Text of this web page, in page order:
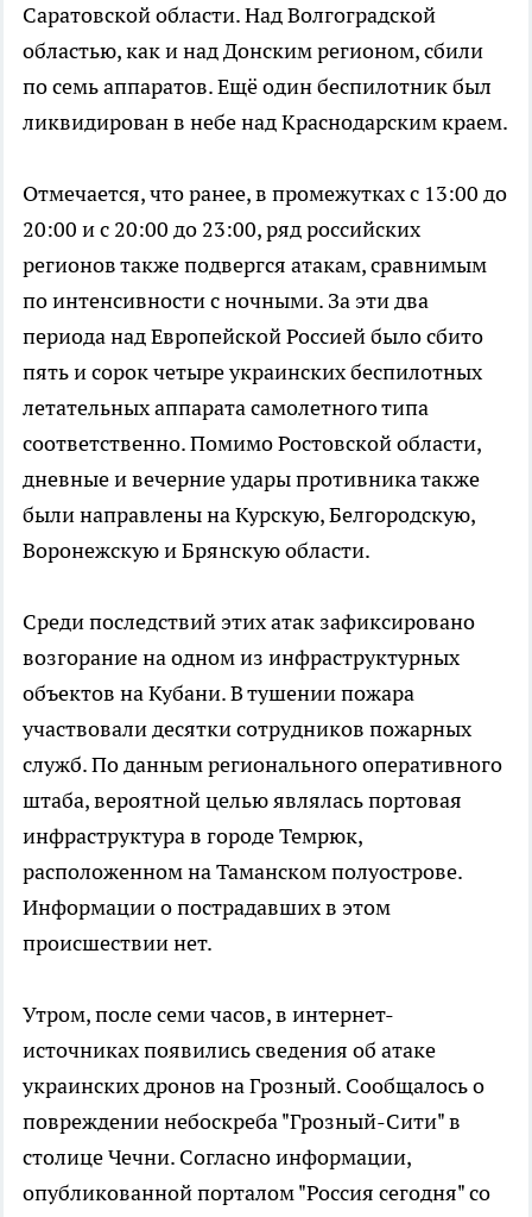
Саратовской области. Над Волгоградской
областью, как и над Донским регионом, сбили
по семь аппаратов. Ещё один беспилотник был
ликвидирован в небе над Краснодарским краем.
Отмечается, что ранее, в промежутках с 13:00 до
20:00 и с 20:00 до 23:00, ряд российских
регионов также подвергся атакам, сравнимым
по интенсивности с ночными. За эти два
периода над Европейской Россией было сбито
пять и сорок четыре украинских беспилотных
летательных аппарата самолетного типа
соответственно. Помимо Ростовской области,
дневные и вечерние удары противника также
были направлены на Курскую, Белгородскую,
Воронежскую и Брянскую области.
Среди последствий этих атак зафиксировано
возгорание на одном из инфраструктурных
объектов на Кубани. В тушении пожара
участвовали десятки сотрудников пожарных
служб. По данным регионального оперативного
штаба, вероятной целью являлась портовая
инфраструктура в городе Темрюк,
расположенном на Таманском полуострове.
Информации о пострадавших в этом
происшествии нет.
Утром, после семи часов, в интернет-
источниках появились сведения об атаке
украинских дронов на Грозный. Сообщалось о
повреждении небоскреба "Грозный-Сити" в
столице Чечни. Согласно информации,
опубликованной порталом "Россия сегодня" со